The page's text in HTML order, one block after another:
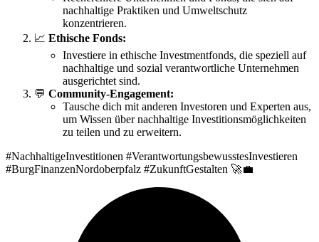
nachhaltige Praktiken und Umweltschutz
konzentrieren.
📈 Ethische Fonds:
Investiere in ethische Investmentfonds, die speziell auf
nachhaltige und sozial verantwortliche Unternehmen
ausgerichtet sind.
💬 Community-Engagement:
Tausche dich mit anderen Investoren und Experten aus,
um Wissen über nachhaltige Investitionsmöglichkeiten
zu teilen und zu erweitern.
#NachhaltigeInvestitionen #VerantwortungsbewusstesInvestieren
#BurgFinanzenNordoberpfalz #ZukunftGestalten 🚀💼